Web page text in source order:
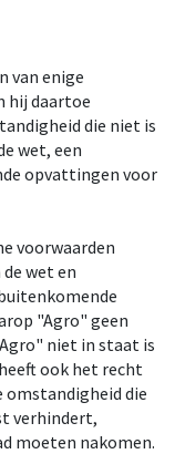
van enige
hij daartoe
die niet is
wet, een
opvattingen voor
voorwaarden
wet en
"Agro" geen
niet in staat is
ook het recht
omstandigheid die
verhindert,
moeten nakomen.